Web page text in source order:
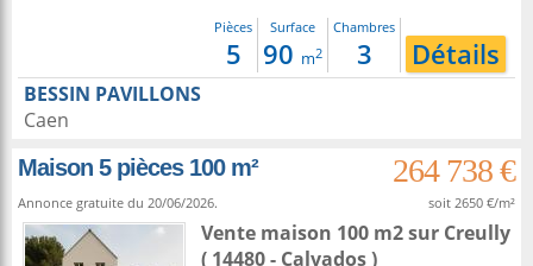
Pièces
5
Surface
90 m2
Chambres
3 Détails
BESSIN PAVILLONS
Caen
Maison 5 pièces 100 m²
264 738 €
Annonce gratuite du 20/06/2026. soit 2650 €/m²
Vente maison 100 m2sur Creully
( 14480 - Calvados )